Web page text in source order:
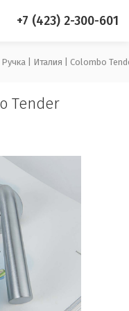
+7 (423) 2-300-601
Ручка | Италия | Colombo
Tender